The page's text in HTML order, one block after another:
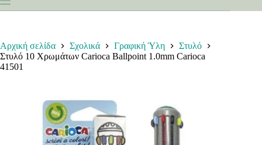
Αρχική σελίδα Σχολικά Γραφική Ύλη
Στυλό
Στυλό 10 Χρωμάτων Carioca Ballpoint 1.0mm Carioca
41501